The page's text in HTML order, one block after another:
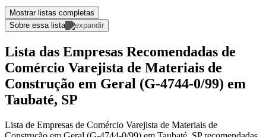
Mostrar listas completas
Sobre essa lista
Lista das Empresas Recomendadas de
Comércio Varejista de Materiais de
Construção em Geral (G-4744-0/99) em
Taubaté, SP
Lista de Empresas de Comércio Varejista de Materiais de